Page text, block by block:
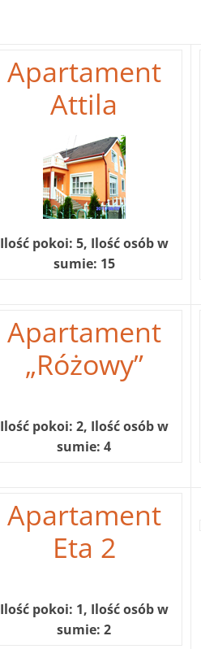
Apartament
Attila
Ilość pokoi: 5, Ilość osób w
sumie: 15
Apartament
„Różowy”
Ilość pokoi: 2, Ilość osób w
sumie: 4
Apartament
Eta 2
Ilość pokoi: 1, Ilość osób w
sumie: 2